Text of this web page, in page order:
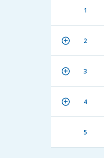
1
2
3
4
5